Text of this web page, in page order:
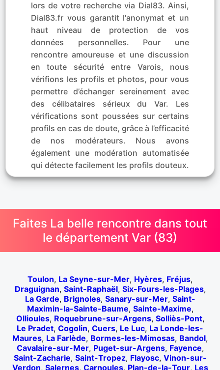
lors de votre recherche via Dial83. Ainsi,
Dial83.fr vous garantit l'anonymat et un
haut niveau de protection de vos
données personnelles. Pour une
rencontre amoureuse et une discussion
en toute sécurité entre Varois, nous
vérifions les profils et photos, pour vous
permettre d’échanger sereinement avec
des célibataires sérieux du Var. Les
vérifications sont poussées sur certains
profils en cas de doute, grâce à l’efficacité
de nos modérateurs. Nous avons
également une modération automatisée
qui détecte facilement les profils douteux.
Faites La belle rencontre dans tout
le département Var (83)
Toulon, La Seyne-sur-Mer, Hyères, Fréjus,
Draguignan, Saint-Raphaël, Six-Fours-les-Plages,
La Garde, Brignoles, Sanary-sur-Mer, Saint-
Maximin-la-Sainte-Baume, Sainte-Maxime,
Ollioules, Roquebrune-sur-Argens, Solliès-Pont,
Le Pradet, Cogolin, Cuers, Le Luc, La Londe-les-
Maures, La Farlède, Bormes-les-Mimosas, Bandol,
Cavalaire-sur-Mer, Puget-sur-Argens, Fayence,
Saint-Zacharie, Saint-Tropez, Flayosc, Vinon-sur-
Verdon, Salernes, Carnoules, Plan-de-la-Tour, Les